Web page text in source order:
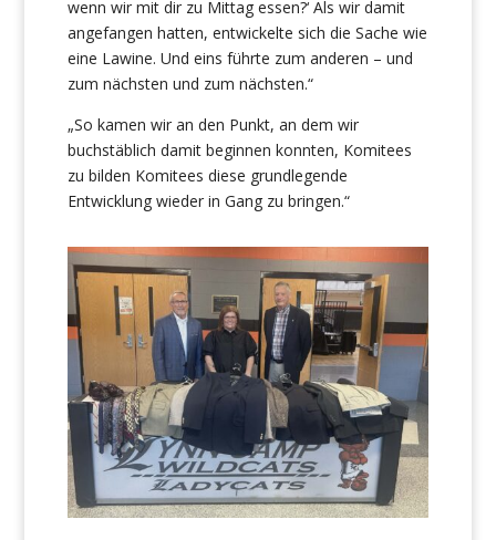
wenn wir mit dir zu Mittag essen?‘ Als wir damit
angefangen hatten, entwickelte sich die Sache wie
eine Lawine. Und eins führte zum anderen – und
zum nächsten und zum nächsten.“
„So kamen wir an den Punkt, an dem wir
buchstäblich damit beginnen konnten, Komitees
zu bilden Komitees diese grundlegende
Entwicklung wieder in Gang zu bringen.“